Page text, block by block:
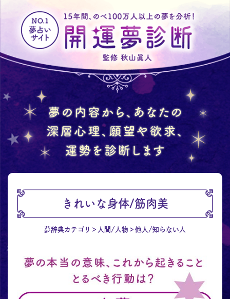
きれいな身体/筋肉美
夢辞典カテゴリ 人間/人物 他人/知らない人